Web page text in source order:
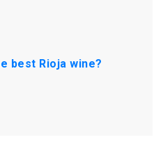
best Rioja wine?